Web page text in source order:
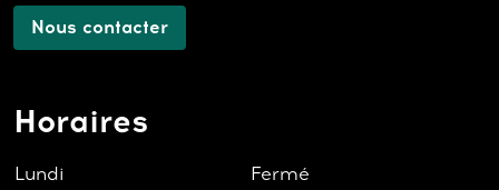
Nous contacter
Horaires
Lundi
Fermé